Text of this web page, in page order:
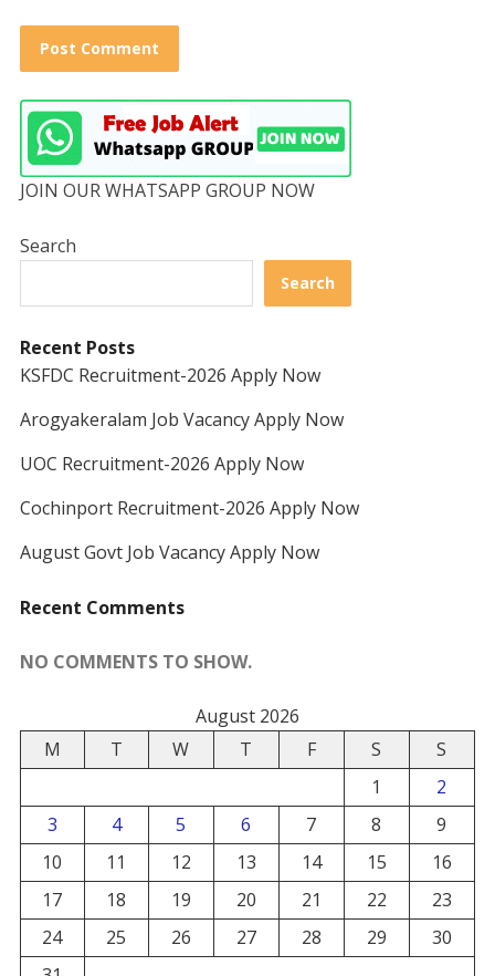
JOIN OUR WHATSAPP GROUP NOW
Search
Search
Recent Posts
KSFDC Recruitment-2026 Apply Now
Arogyakeralam Job Vacancy Apply Now
UOC Recruitment-2026 Apply Now
Cochinport Recruitment-2026 Apply Now
August Govt Job Vacancy Apply Now
Recent Comments
NO COMMENTS TO SHOW.
August 2026
M
T W T F S
S
1
2
3
4 5 6 7 8
9
10
11 12 13 14 15
16
17
18 19 20 21 22
23
24
25 26 27 28 29
30